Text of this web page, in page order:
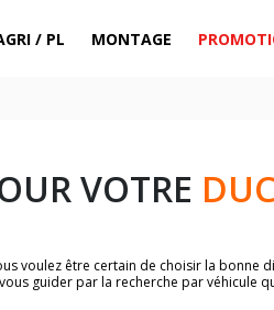
/ PL MONTAGE
VOTRE
voulez être certain de choisir la bonne
guider par la recherche par véhicule